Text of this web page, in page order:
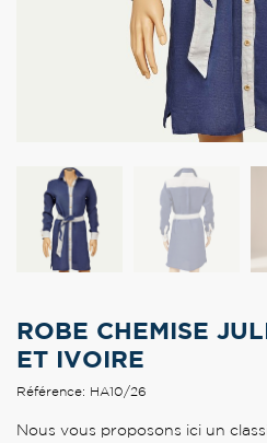
ROBE CHEMISE
ET IVOIRE
Référence: HA10/26
Nous vous proposons ici un